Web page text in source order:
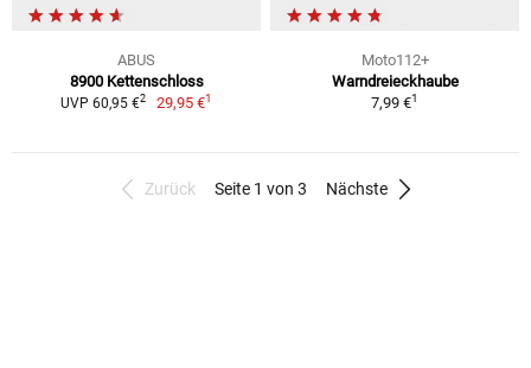
ABUS
8900 Kettenschloss
UVP 60,95 €2 29,95 €1
Moto112+
Warndreieckhaube
7,99 €1
Zurück Seite 1 von 3 Nächste